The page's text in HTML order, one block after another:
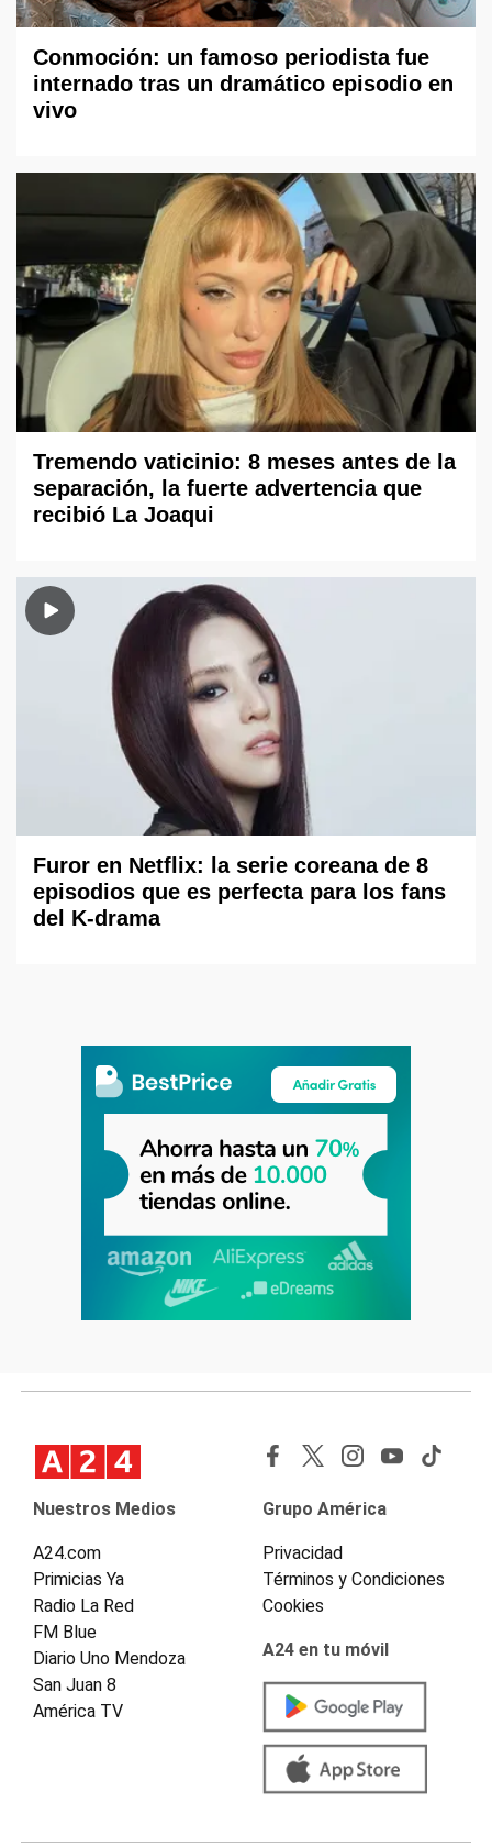
Conmoción: un famoso periodista fue
internado tras un dramático episodio en
vivo
Tremendo vaticinio: 8 meses antes de la
separación, la fuerte advertencia que
recibió La Joaqui
Furor en Netflix: la serie coreana de 8
episodios que es perfecta para los fans
del K-drama
Nuestros Medios
A24.com
Primicias Ya
Radio La Red
FM Blue
Diario Uno Mendoza
San Juan 8
América TV
Grupo América
Privacidad
Términos y Condiciones
Cookies
A24 en tu móvil